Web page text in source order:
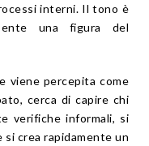
interni. Il tono è
una figura del
viene percepita come
cerca di capire chi
verifiche informali, si
crea rapidamente un